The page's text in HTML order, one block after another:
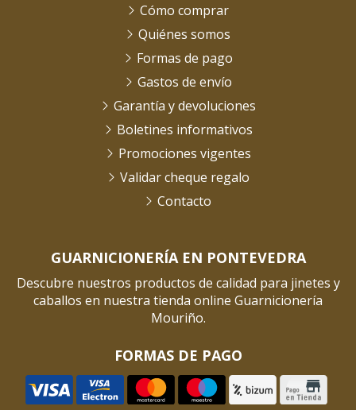
GUARNICIONERÍA EN PONTEVEDRA
Descubre nuestros productos de calidad para jinetes y
caballos en nuestra tienda online Guarnicionería
Mouriño.
FORMAS DE PAGO
Cómo comprar
Quiénes somos
Formas de pago
Gastos de envío
Garantía y devoluciones
Boletines informativos
Promociones vigentes
Validar cheque regalo
Contacto